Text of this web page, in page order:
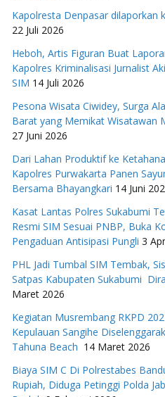
Kapolresta Denpasar dilaporkan
22 Juli 2026
Heboh, Artis Figuran Buat
Kapolres Kriminalisasi Jurnalist
SIM 14 Juli 2026
Pesona Wisata Ciwidey, Surga
Barat yang Memikat Wisatawan
27 Juni 2026
Dari Lahan Produktif ke
Kapolres Purwakarta Panen
Bersama Bhayangkari 14 Juni
Kasat Lantas Polres Sukabumi
Resmi SIM Sesuai PNBP, Buka
Pengaduan Antisipasi Pungli 3
PHL Jadi Tumbal SIM Tembak,
Satpas Kabupaten Sukabumi
Maret 2026
Kegiatan Musrembang RKPD
Kepulauan Sangihe
Tahuna Beach 14 Maret 2026
Biaya SIM C Di Polrestabes
Rupiah, Diduga Petinggi Polda